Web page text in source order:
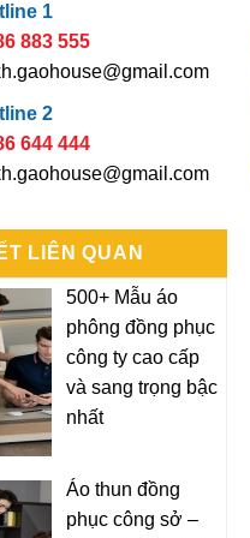
1
883 555
2
644 444
LIÊN QUAN
500+ Mẫu áo
phông đồng phục
công ty cao cấp
và sang trọng bậc
nhất
Áo thun đồng
phục công sở –